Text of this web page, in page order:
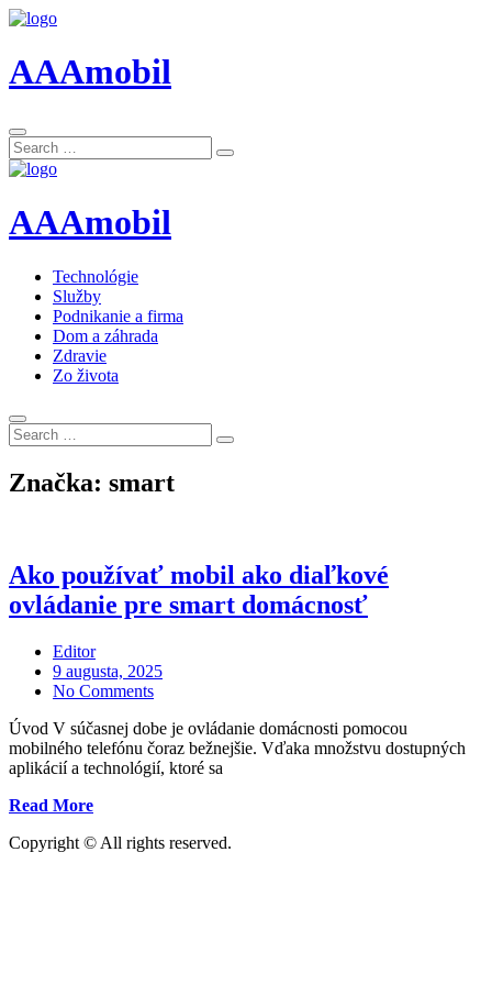
AAAmobil
Search
for:
Search
AAAmobil
Technológie
Služby
Podnikanie a firma
Dom a záhrada
Zdravie
Zo života
Search
for:
Search
Značka: smart
Ako používať mobil ako diaľkové
ovládanie pre smart domácnosť
Editor
Posted
on
9 augusta, 2025
No Comments
Úvod V súčasnej dobe je ovládanie domácnosti pomocou
mobilného telefónu čoraz bežnejšie. Vďaka množstvu dostupných
aplikácií a technológií, ktoré sa
Read More„Ako
mobil
Copyright © All rights reserved.